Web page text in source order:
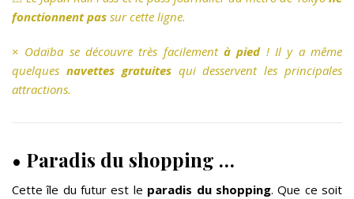
fonctionnent pas sur cette ligne.
× Odaïba se découvre très facilementà pied! Il y a même
quelques navettes gratuitesqui desservent les principales
attractions.
• Paradis du shopping …
Cette île du futur est le paradis du shopping. Que ce soit